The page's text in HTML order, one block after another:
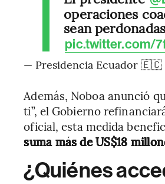
operaciones
sean
pic.twitter.com/
— Presidencia Ecuador 🇪🇨
Además, Noboa anunció
ti”, el Gobierno
oficial, esta medida
suma más de US$18
¿Quiénes